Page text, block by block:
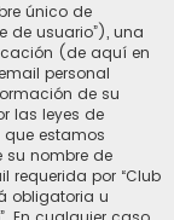
único de
de usuario”), una
(de aquí en
personal
de su
las leyes de
estamos
nombre de
requerida por “Club
obligatoria u